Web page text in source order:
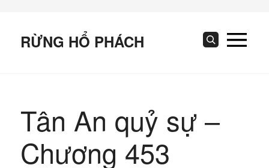
contentRỪNG HỔ PHÁCH Search
Tân An quỷ sự –
Chương 453